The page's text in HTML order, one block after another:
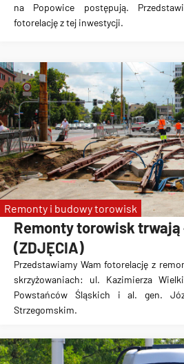
na Popowice
postępują.
fotorelację z tej inwestycji.
Remonty torowisk trwają
(ZDJĘCIA)
Przedstawiamy Wam fotorelację z
skrzyżowaniach: ul. Kazimierza
Powstańców Śląskich i al. gen.
Strzegomskim.
Remonty i budowy torowisk